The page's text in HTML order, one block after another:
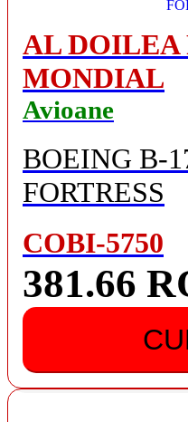
AL DOILEA
MONDIAL
Avioane
BOEING B-
FORTRESS
COBI-5750
381.66